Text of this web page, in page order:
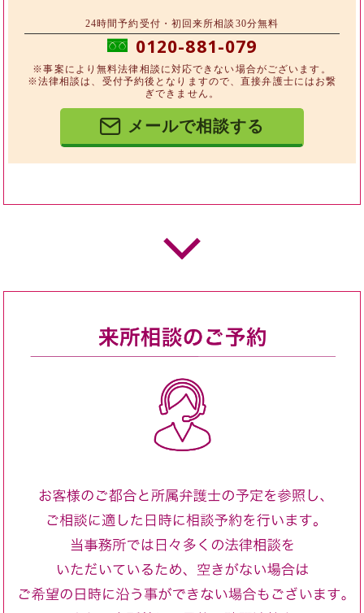
24時間予約受付・初回来所相談30分無料
0120-881-079
※事案により無料法律相談に対応できない場合がございます。
※法律相談は、受付予約後となりますので、直接弁護士にはお繋
ぎできません。
メールで相談する